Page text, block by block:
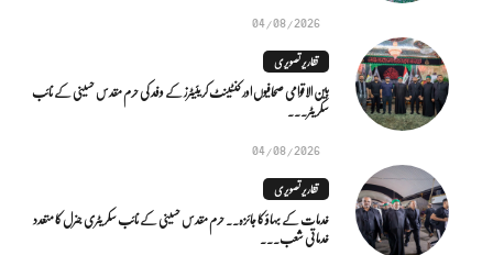
04/08/2026
تقاریر تصویری
بین الاقوامی صحافیوں اور کنٹینٹ کریئیٹرز کے وفد کی حرم مقدس حسینی کے نائب
سکریٹر...
04/08/2026
تقاریر تصویری
خدمات کے بہاؤ کا جائزہ.. حرم مقدس حسینی کے نائب سکریٹری جنرل کا متعدد
خدماتی شعب...